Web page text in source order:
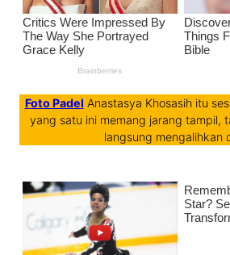
Foto Padel Anastasya Khosasih itu
yang satu ini memang jarang tampil,
langsung mengalihkan